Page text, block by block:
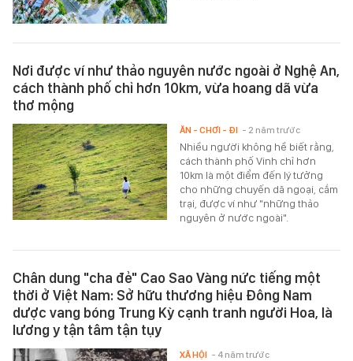
Nơi được ví như thảo nguyên nước ngoài ở Nghệ An,
cách thành phố chỉ hơn 10km, vừa hoang dã vừa
thơ mộng
Nhiều người không hề biết rằng,
cách thành phố Vinh chỉ hơn
10km là một điểm đến lý tưởng
cho những chuyến dã ngoại, cắm
trại, được ví như "những thảo
nguyên ở nước ngoài".
ĂN - CHƠI - ĐI - 2 năm trước
Chân dung "cha đẻ" Cao Sao Vàng nức tiếng một
thời ở Việt Nam: Sở hữu thương hiệu Đông Nam
dược vang bóng Trung Kỳ cạnh tranh người Hoa, là
lương y tận tâm tận tụy
XÃ HỘI - 4 năm trước